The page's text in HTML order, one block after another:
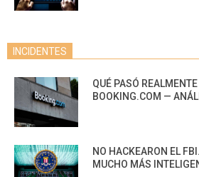
INCIDENTES
QUÉ PASÓ
BOOKING.COM —
NO HACKEARON EL
MUCHO MÁS